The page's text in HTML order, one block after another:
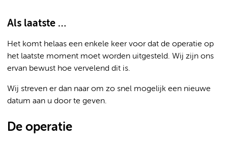
Als laatste …
Het komt helaas een enkele keer voor dat de operatie op
het laatste moment moet worden uitgesteld. Wij zijn ons
ervan bewust hoe vervelend dit is.
Wij streven er dan naar om zo snel mogelijk een nieuwe
datum aan u door te geven.
De operatie